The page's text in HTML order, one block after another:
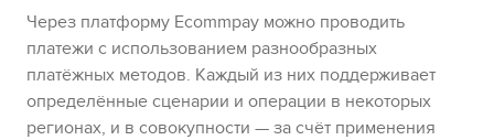
Через платформу Ecommpay можно проводить
платежи с использованием разнообразных
платёжных методов. Каждый из них поддерживает
определённые сценарии и операции в некоторых
регионах, и в совокупности — за счёт применения